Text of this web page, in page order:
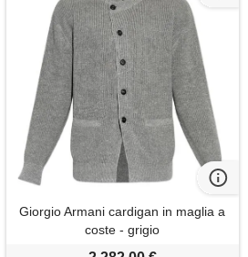
Giorgio Armani cardigan in maglia a
coste - grigio